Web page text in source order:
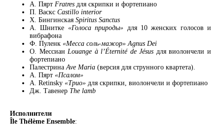
A. Пярт Fratres для скрипки и фортепиано
П. Васкс Castillo interior
Х. Бингинская Spiritus Sanctus
А. Шнитке «Голоса природы» для 10 женских голосов и
вибрафона
Ф. Пуленк «Месса соль-мажор» Agnus Dei
O. MессианLouange à l’Éternité de Jésus для виолончели и
фортепиано
ПалестринаAve Maria (версия для струнного квартета).
A. Пярт «Псалом»
А. Retinsky «Трио» для скрипки, виолончели и фортепиано
Дж. Тавенер The lamb
Исполнители
Île Thélème Ensemble: